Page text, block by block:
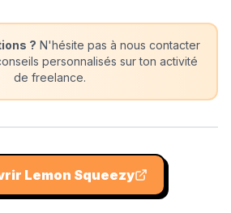
? N'hésite pas à nous contacter
personnalisés sur ton activité
de freelance.
Lemon Squeezy